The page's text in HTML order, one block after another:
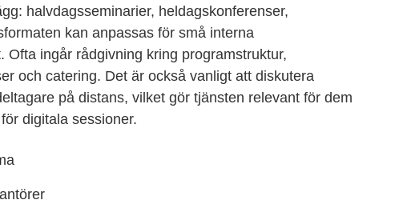
halvdagsseminarier, heldagskonferenser,
kan anpassas för små interna
ingår rådgivning kring programstruktur,
och catering. Det är också vanligt att diskutera
på distans, vilket gör tjänsten relevant för dem
digitala sessioner.